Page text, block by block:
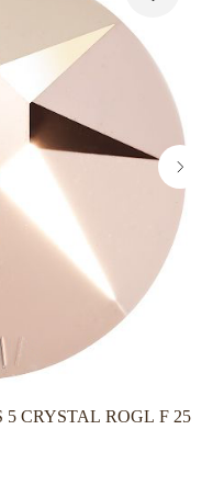
5 CRYSTAL ROGL F 25